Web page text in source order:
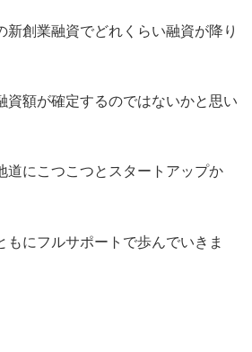
新創業融資でどれくらい融資が降り
資額が確定するのではないかと思い
道にこつこつとスタートアップか
もにフルサポートで歩んでいきま